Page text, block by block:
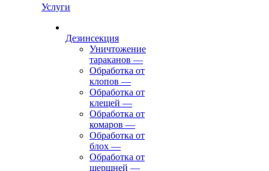
Услуги
Дезинсекция
Уничтожение
тараканов —
Обработка от
клопов —
Обработка от
клещей —
Обработка от
комаров —
Обработка от
блох —
Обработка от
шершней —